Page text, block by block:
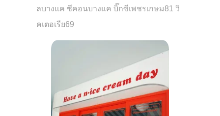
ลบางแค ซีคอนบางแค บิ๊กซีเพชรเกษม81 วิ
คเตอเรีย69